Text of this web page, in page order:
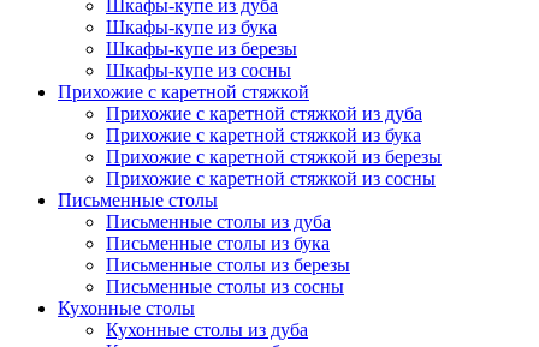
Шкафы-купе из дуба
Шкафы-купе из бука
Шкафы-купе из березы
Шкафы-купе из сосны
Прихожие с каретной стяжкой
Прихожие с каретной стяжкой из дуба
Прихожие с каретной стяжкой из бука
Прихожие с каретной стяжкой из березы
Прихожие с каретной стяжкой из сосны
Письменные столы
Письменные столы из дуба
Письменные столы из бука
Письменные столы из березы
Письменные столы из сосны
Кухонные столы
Кухонные столы из дуба